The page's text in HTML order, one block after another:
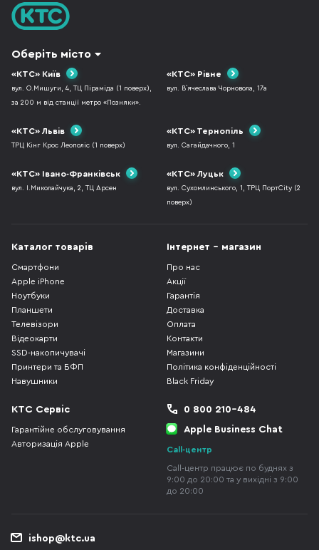
Оберіть місто
«КТС» Київ
вул. О.Мишуги, 4, ТЦ Піраміда (1 поверх),
за 200 м від станції метро «Позняки».
«КТС» Рівне
вул. В`ячеслава Чорновола, 17а
«КТС» Львів
ТРЦ Кінг Крос Леополіс (1 поверх)
«КТС» Тернопіль
вул. Сагайдачного, 1
«КТС» Івано-Франківськ
вул. І.Миколайчука, 2, ТЦ Арсен
«КТС» Луцьк
вул. Сухомлинського, 1, ТРЦ ПортCity (2
поверх)
Каталог товарів
Смартфони
Apple iPhone
Ноутбуки
Планшети
Телевізори
Відеокарти
SSD-накопичувачі
Принтери та БФП
Навушники
Інтернет - магазин
Про нас
Акції
Гарантія
Доставка
Оплата
Контакти
Магазини
Політика конфіденційності
Black Friday
КТС Сервіс
Гарантійне обслуговування
Авторизація Apple
0 800 210-484
Apple Business Chat
Call-центр
Call-центр працює по буднях з
9:00 до 20:00 та у вихідні з 9:00
до 20:00
ishop@ktc.ua